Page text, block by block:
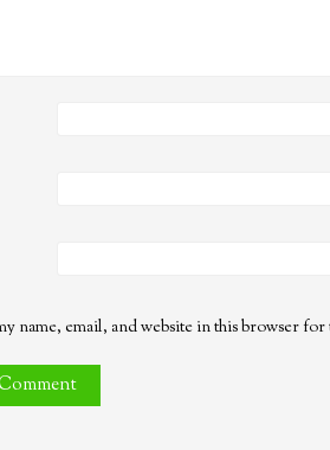
name, email, and website in this browser